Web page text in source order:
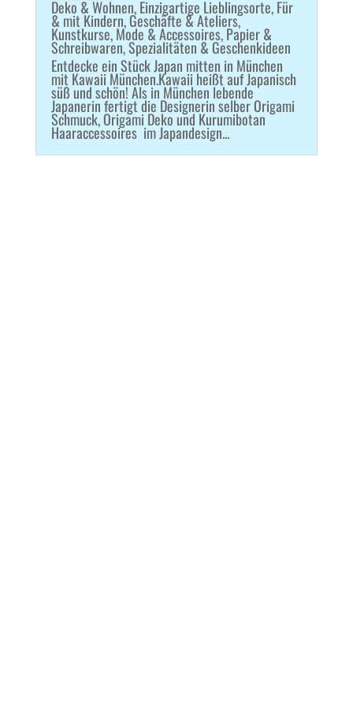
Deko & Wohnen,Einzigartige Lieblingsorte,Für
& mit Kindern,Geschäfte & Ateliers,
Kunstkurse,Mode & Accessoires,Papier &
Schreibwaren,Spezialitäten & Geschenkideen
Entdecke ein Stück Japan mitten in München
mit Kawaii München.Kawaii heißt auf Japanisch
süß und schön! Als in München lebende
Japanerin fertigt die Designerin selber Origami
Schmuck, Origami Deko und Kurumibotan
Haaraccessoires im Japandesign...